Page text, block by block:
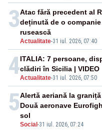
3
Actualitate-31 iul. 2026, 07:40
Atac fără precedent al
deținută de o
rusească
4Actualitate-31 iul. 2026, 07:50
ITALIA: 7 persoane,
clădiri în Sicilia | VIDEO
5
Social -31 iul. 2026, 07:24
Alertă aeriană la
Două aeronave
sol